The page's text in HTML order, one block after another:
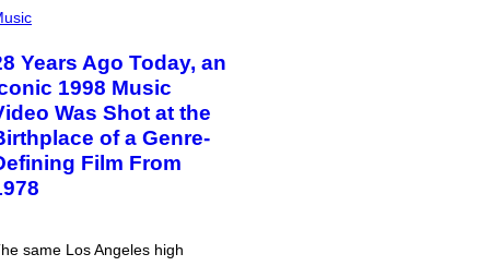
Years Ago Today, an
1998 Music
Was Shot at the
of a Genre-
Film From
same Los Angeles high